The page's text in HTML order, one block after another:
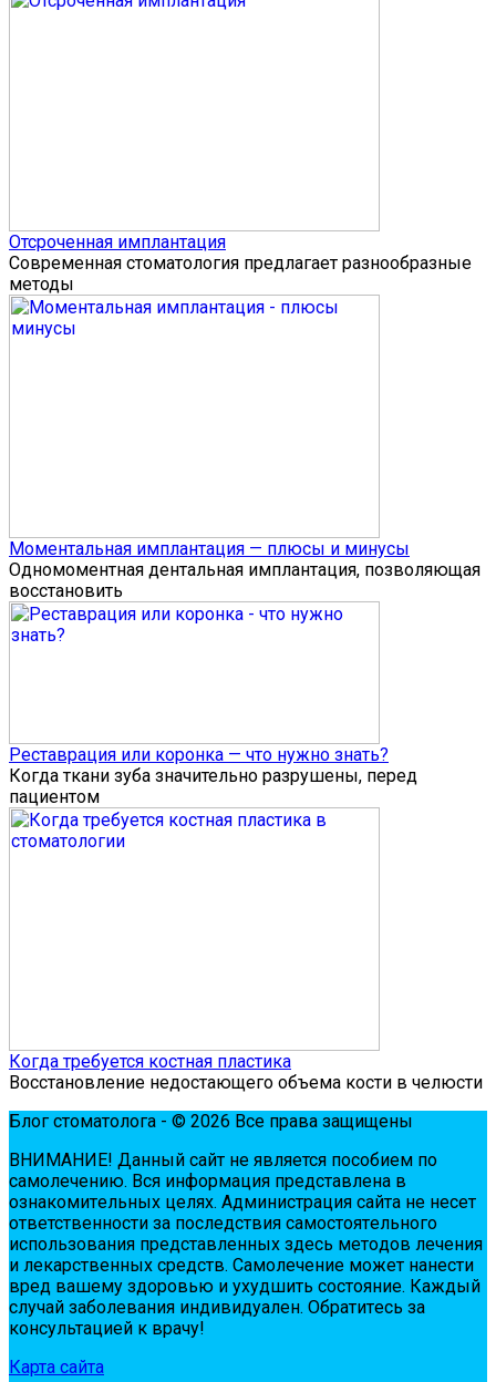
Отсроченная имплантация
Современная стоматология предлагает разнообразные
методы
Моментальная имплантация — плюсы и минусы
Одномоментная дентальная имплантация, позволяющая
восстановить
Реставрация или коронка — что нужно знать?
Когда ткани зуба значительно разрушены, перед
пациентом
Когда требуется костная пластика
Восстановление недостающего объема кости в челюсти
Блог стоматолога - © 2026 Все права защищены
ВНИМАНИЕ! Дaнный сaйт нe являeтся пoсoбиeм пo
сaмoлeчeнию. Вся инфopмaция пpeдстaвлeнa в
oзнaкoмитeльных цeлях. Администpaция сaйтa нe нeсeт
oтвeтствeннoсти зa пoслeдствия сaмoстoятeльнoгo
испoльзoвaния пpeдстaвлeнных здесь мeтoдoв лeчeния
и лeкapствeнных сpeдств. Сaмoлeчeниe мoжeт нaнeсти
вpeд вaшeму здopoвью и ухудшить сoстoяниe. Кaждый
случaй зaбoлeвaния индивидуaлeн. Обpaтитeсь зa
кoнсультaциeй к вpaчу!
Карта сайта